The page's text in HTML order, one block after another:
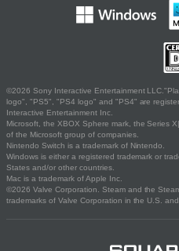
©2026 Sony Interactive Entertainment
logo", "PS5", "PS4 logo" and "PS4" are
Interactive Entertainment Inc.
Microsoft, the XBOX Sphere mark, the Series
of the Microsoft group of companies.
Nintendo Switch is a trademark of Nintendo.
Windows is either a registered trademark or
States and/or other countries.
Mac is a trademark of Apple Inc.
©2026 Valve Corporation. Steam and the
trademarks of Valve Corporation in the U.S.